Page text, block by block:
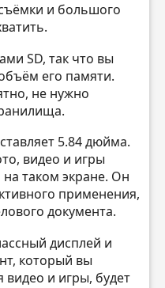
и большого
SD, так что вы
его памяти.
не нужно
5.84 дюйма.
видео и игры
таком экране. Он
применения,
документа.
дисплей и
который вы
видео и игры, будет